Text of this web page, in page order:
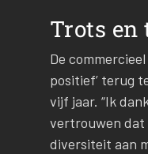
Trots en
De
positief’ terug
vijf jaar. “Ik
vertrouwen dat
diversiteit aan